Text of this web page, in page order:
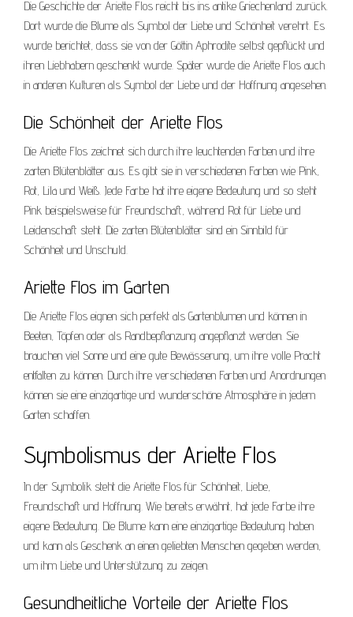
Die Geschichte der Ariette Flos reicht bis ins antike Griechenland zurück.
Dort wurde die Blume als Symbol der Liebe und Schönheit verehrt. Es
wurde berichtet, dass sie von der Göttin Aphrodite selbst gepflückt und
ihren Liebhabern geschenkt wurde. Später wurde die Ariette Flos auch
in anderen Kulturen als Symbol der Liebe und der Hoffnung angesehen.
Die Schönheit der Ariette Flos
Die Ariette Flos zeichnet sich durch ihre leuchtenden Farben und ihre
zarten Blütenblätter aus. Es gibt sie in verschiedenen Farben wie Pink,
Rot, Lila und Weiß. Jede Farbe hat ihre eigene Bedeutung und so steht
Pink beispielsweise für Freundschaft, während Rot für Liebe und
Leidenschaft steht. Die zarten Blütenblätter sind ein Sinnbild für
Schönheit und Unschuld.
Ariette Flos im Garten
Die Ariette Flos eignen sich perfekt als Gartenblumen und können in
Beeten, Töpfen oder als Randbepflanzung angepflanzt werden. Sie
brauchen viel Sonne und eine gute Bewässerung, um ihre volle Pracht
entfalten zu können. Durch ihre verschiedenen Farben und Anordnungen
können sie eine einzigartige und wunderschöne Atmosphäre in jedem
Garten schaffen.
Symbolismus der Ariette Flos
In der Symbolik steht die Ariette Flos für Schönheit, Liebe,
Freundschaft und Hoffnung. Wie bereits erwähnt, hat jede Farbe ihre
eigene Bedeutung. Die Blume kann eine einzigartige Bedeutung haben
und kann als Geschenk an einen geliebten Menschen gegeben werden,
um ihm Liebe und Unterstützung zu zeigen.
Gesundheitliche Vorteile der Ariette Flos